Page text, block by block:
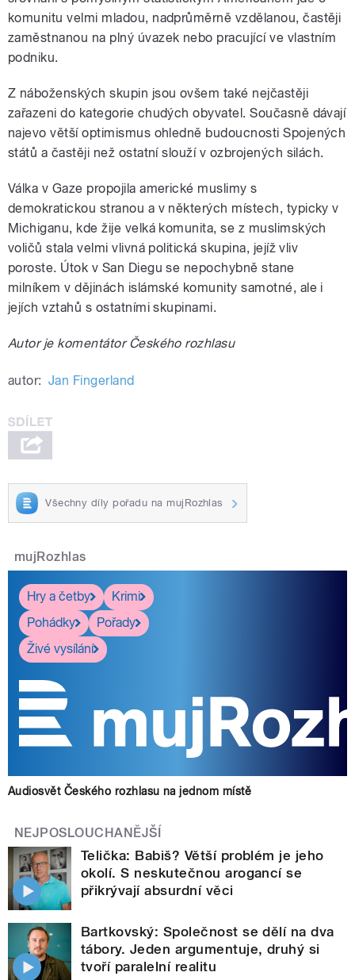
komunitu velmi mladou, nadprůměrně vzdělanou, častěji
zaměstnanou na plný úvazek nebo pracující ve vlastním
podniku.
Z náboženských skupin jsou ovšem také nejčastěji
zařazeni do kategorie chudých obyvatel. Současně dávají
najevo větší optimismus ohledně budoucnosti Spojených
států a častěji než ostatní slouží v ozbrojených silách.
Válka v Gaze propojila americké muslimy s
demokratickou stranou a v některých místech, typicky v
Michiganu, kde žije velká komunita, se z muslimských
voličů stala velmi vlivná politická skupina, jejíž vliv
poroste. Útok v San Diegu se nepochybně stane
milníkem v dějinách islámské komunity samotné, ale i
jejích vztahů s ostatními skupinami.
Autor je komentátor Českého rozhlasu
autor: Jan Fingerland
Všechny díly pořadu na mujRozhlas
mujRozhlas
Hry a četby
Krimi
Pohádky
Pořady
Živé vysílání
Audiosvět Českého rozhlasu na jednom místě
NEJPOSLOUCHANĚJŠÍ
Telička: Babiš? Větší problém je jeho
okolí. S neskutečnou arogancí se
přikrývají absurdní věci
Bartkovský: Společnost se dělí na dva
tábory. Jeden argumentuje, druhý si
tvoří paralelní realitu